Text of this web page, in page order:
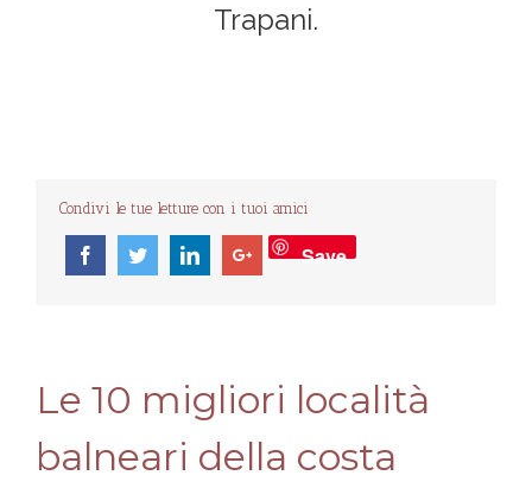
Trapani.
Condivi le tue letture con i tuoi amici
Save
Le 10 migliori località
balneari della costa